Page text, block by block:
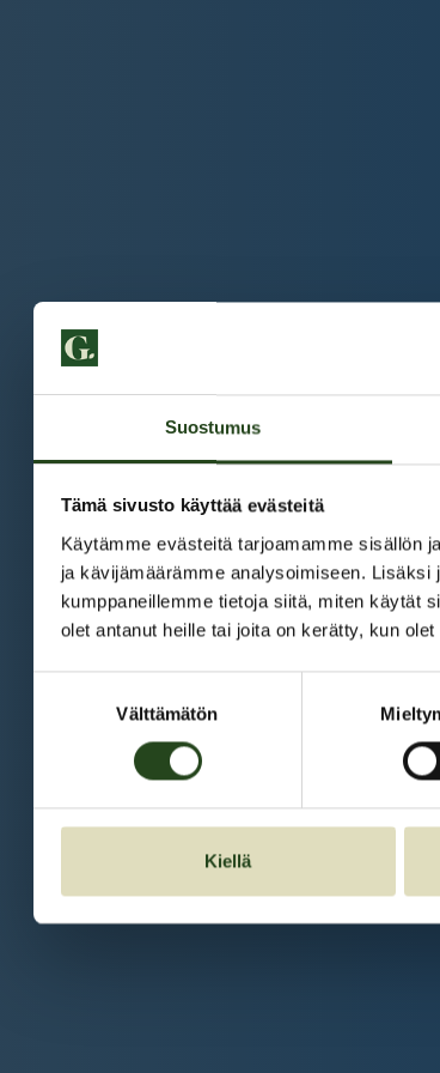
Suostumus
Tämä sivusto käyttää evästeitä
Käytämme evästeitä tarjoamamme sisällön
ja kävijämäärämme analysoimiseen.
kumppaneillemme tietoja siitä, miten käytät
olet antanut heille tai joita on kerätty, kun
Välttämätön
Kiellä
Et